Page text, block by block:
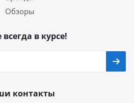
Обзоры
всегда в курсе!
контакты